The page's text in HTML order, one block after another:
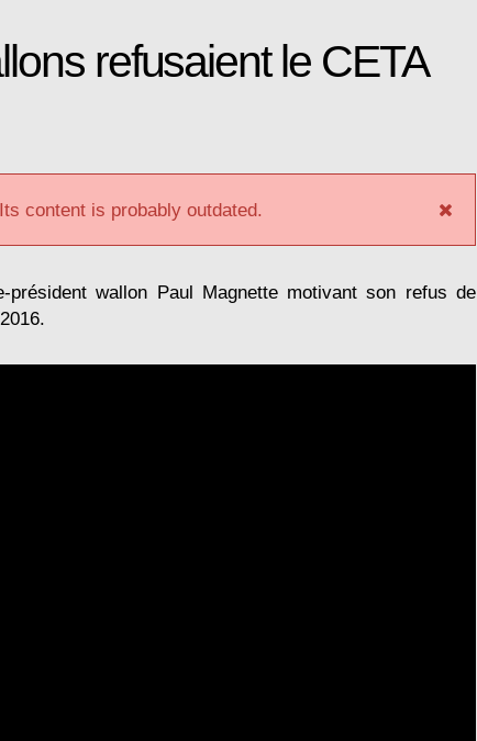
refusaient le CETA
content is probably outdated.
président wallon Paul Magnette motivant son refus de